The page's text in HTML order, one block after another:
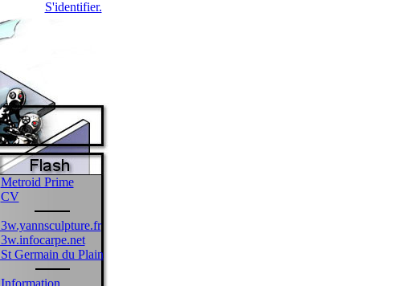
S'identifier.
Metroid Prime
CV
3w.yannsculpture.fr
3w.infocarpe.net
St Germain du Plain
Information